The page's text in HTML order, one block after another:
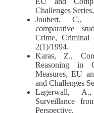
Challenges
Joubert, C.,
comparative
Crime, Criminal
2(1)/1994.
Karas, Z.,
Reasoning in
Measures, EU
and Challenges
Lagerwall,
Surveillance
Perspective,